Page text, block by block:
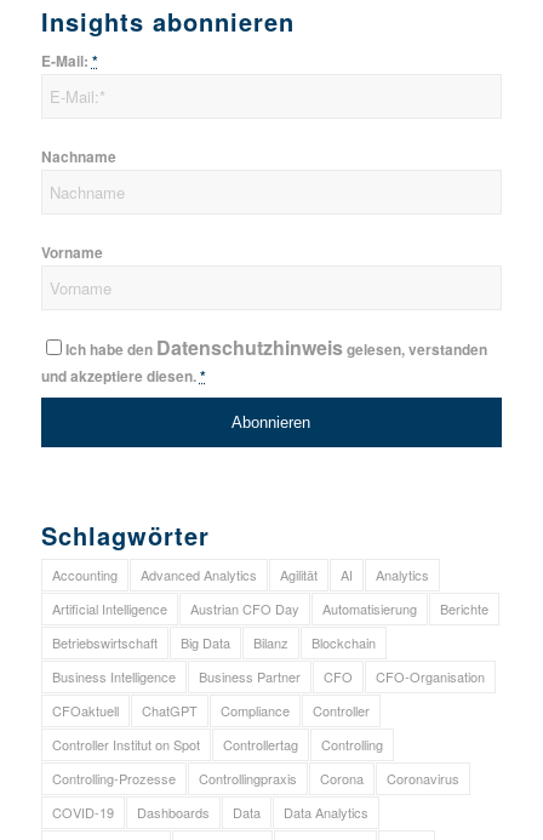
Insights abonnieren
E-Mail: *
Nachname
Vorname
Ich habe den Datenschutzhinweisgelesen, verstanden
und akzeptiere diesen.*
Schlagwörter
Accounting Advanced Analytics Agilität AI
Analytics
Artificial Intelligence
Austrian CFO Day Automatisierung
Berichte
Betriebswirtschaft
Big Data Bilanz
Blockchain
Business Intelligence
Business Partner CFO
CFO-Organisation
CFOaktuell
ChatGPT Compliance
Controller
Controller Institut on Spot
Controllertag
Controlling
Controlling-Prozesse
Controllingpraxis Corona
Coronavirus
COVID-19
Dashboards Data
Data Analytics